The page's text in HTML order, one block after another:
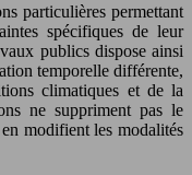
particulières permettant
spécifiques de leur
publics dispose ainsi
temporelle différente,
climatiques et de la
ne suppriment pas le
modifient les modalités